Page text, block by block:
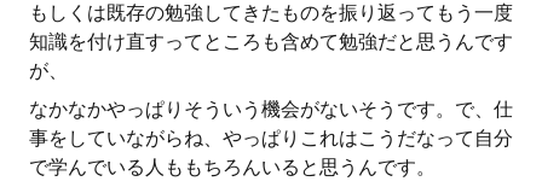
もしくは既存の勉強してきたものを振り返ってもう一度
知識を付け直すってところも含めて勉強だと思うんです
が、
なかなかやっぱりそういう機会がないそうです。で、仕
事をしていながらね、やっぱりこれはこうだなって自分
で学んでいる人ももちろんいると思うんです。